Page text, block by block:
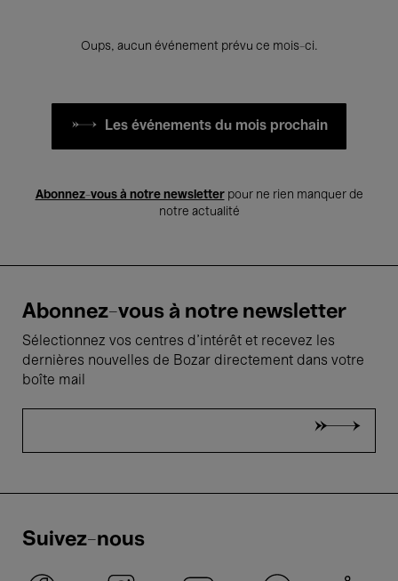
Oups, aucun événement prévu ce mois-ci.
Les événements du mois prochain
Abonnez-vous à notre newsletterpour ne rien manquer de
notre actualité
Abonnez-vous à notre newsletter
Sélectionnez vos centres d'intérêt et recevez les
dernières nouvelles de Bozar directement dans votre
boîte mail
Suivez-nous